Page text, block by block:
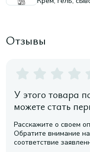
Отзывы
У этого товара
можете стать
Расскажите о своем
Обратите внимание
соответствие